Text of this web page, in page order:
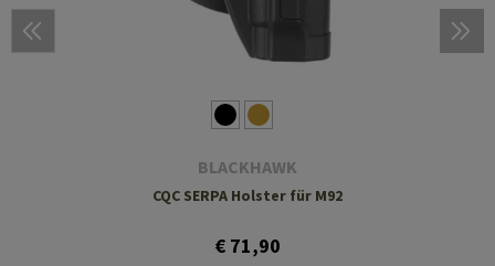
BLACKHAWK
CQC SERPA Holster für M92
€ 71,90